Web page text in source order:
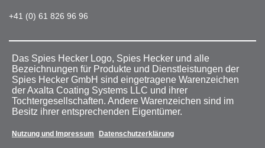
+41 (0) 61 826 96 96
Das Spies Hecker Logo, Spies Hecker und alle
Bezeichnungen für Produkte und Dienstleistungen der
Spies Hecker GmbH sind eingetragene Warenzeichen
der Axalta Coating Systems LLC und ihrer
Tochtergesellschaften. Andere Warenzeichen sind im
Besitz ihrer entsprechenden Eigentümer.
Nutzung und Impressum Datenschutzerklärung